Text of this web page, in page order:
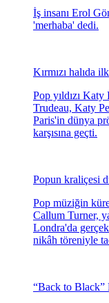
İş insanı Erol
'merhaba' dedi.
Kırmızı halıda
Pop yıldızı
Trudeau, Katy
Paris'in dünya
karşısına geçti.
Popun kraliçesi
Pop müziğin
Callum Turner,
Londra'da
nikâh töreniyle
“Back to Black”